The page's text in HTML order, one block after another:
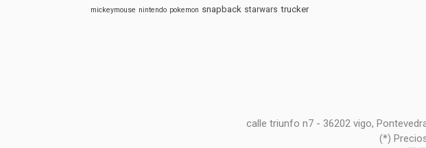
mickeymouse nintendo pokemon snapback starwars trucker
calle triunfo n7 - 36202 vigo,
(*)